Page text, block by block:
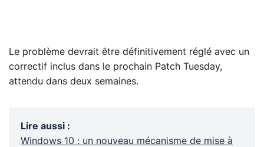
Le problème devrait être définitivement réglé avec un
correctif inclus dans le prochain Patch Tuesday,
attendu dans deux semaines.
Lire aussi :
Windows 10 : un nouveau mécanisme de mise à